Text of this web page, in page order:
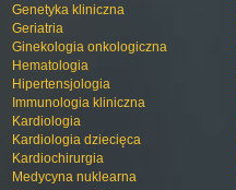
Genetyka kliniczna
Geriatria
Ginekologia onkologiczna
Hematologia
Hipertensjologia
Immunologia kliniczna
Kardiologia
Kardiologia dziecięca
Kardiochirurgia
Medycyna nuklearna